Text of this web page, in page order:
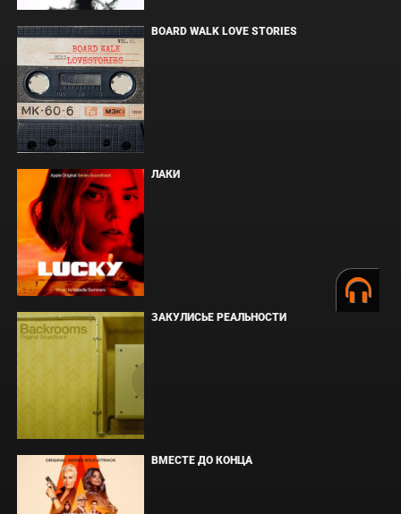
BOARD WALK LOVE STORIES
ЛАКИ
ЗАКУЛИСЬЕ РЕАЛЬНОСТИ
ВМЕСТЕ ДО КОНЦА